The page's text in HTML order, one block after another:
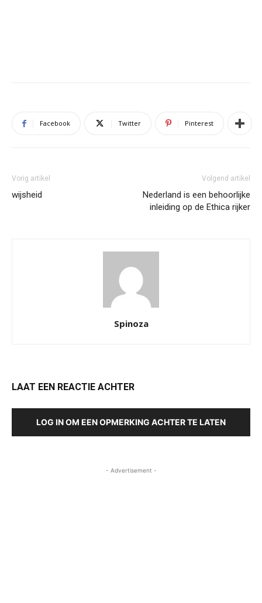
Facebook Twitter Pinterest
Vorig artikel
wijsheid
Volgend artikel
Nederland is een behoorlijke
inleiding op de Ethica rijker
Spinoza
LAAT EEN REACTIE ACHTER
LOG IN OM EEN OPMERKING ACHTER TE LATEN
- Advertisement -